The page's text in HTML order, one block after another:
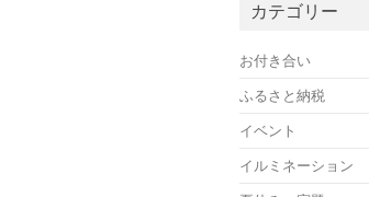
カテゴリー
お付き合い
ふるさと納税
イベント
イルミネーション